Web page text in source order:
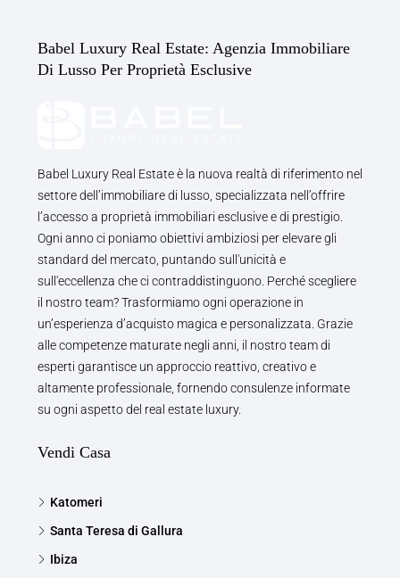
Babel Luxury Real Estate: Agenzia Immobiliare
Di Lusso Per Proprietà Esclusive
Babel Luxury Real Estate è la nuova realtà di riferimento nel
settore dell’immobiliare di lusso, specializzata nell’offrire
l’accesso a proprietà immobiliari esclusive e di prestigio.
Ogni anno ci poniamo obiettivi ambiziosi per elevare gli
standard del mercato, puntando sull'unicità e
sull'eccellenza che ci contraddistinguono. Perché scegliere
il nostro team? Trasformiamo ogni operazione in
un’esperienza d’acquisto magica e personalizzata. Grazie
alle competenze maturate negli anni, il nostro team di
esperti garantisce un approccio reattivo, creativo e
altamente professionale, fornendo consulenze informate
su ogni aspetto del real estate luxury.
Vendi Casa
Katomeri
Santa Teresa di Gallura
Ibiza